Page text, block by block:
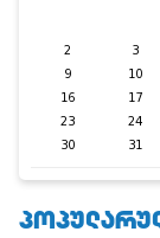
2
3
9
10
16
17
23
24
30
31